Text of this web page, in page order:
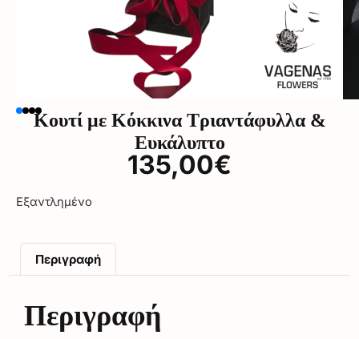
Κουτί με Κόκκινα Τριαντάφυλλα &
Ευκάλυπτο
135,00€
Εξαντλημένο
Περιγραφή
Περιγραφή